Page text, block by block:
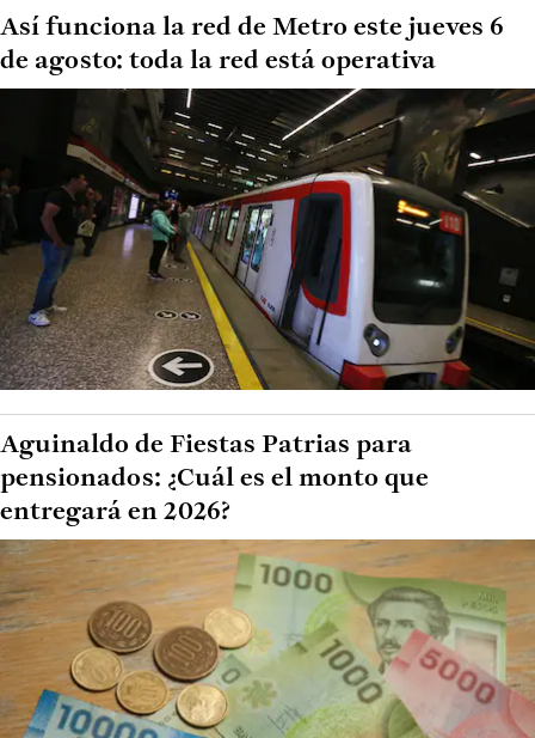
Así funciona la red de Metro este jueves 6
de agosto: toda la red está operativa
Aguinaldo de Fiestas Patrias para
pensionados: ¿Cuál es el monto que
entregará en 2026?